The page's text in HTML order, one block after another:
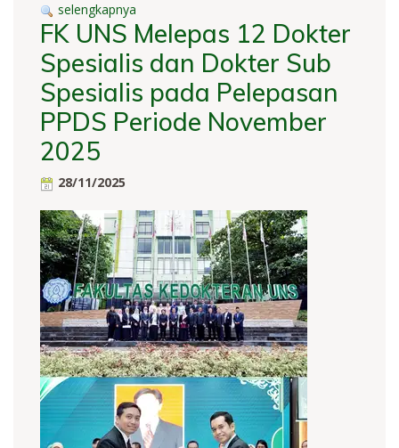
selengkapnya
FK UNS Melepas 12 Dokter
Spesialis dan Dokter Sub
Spesialis pada Pelepasan
PPDS Periode November
2025
28/11/2025